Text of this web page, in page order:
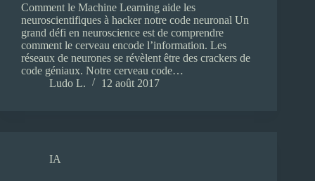
Comment le Machine Learning aide les
neuroscientifiques à hacker notre code neuronal Un
grand défi en neuroscience est de comprendre
comment le cerveau encode l’information. Les
réseaux de neurones se révèlent être des crackers de
code géniaux. Notre cerveau code…
Ludo L.
12 août 2017
IA